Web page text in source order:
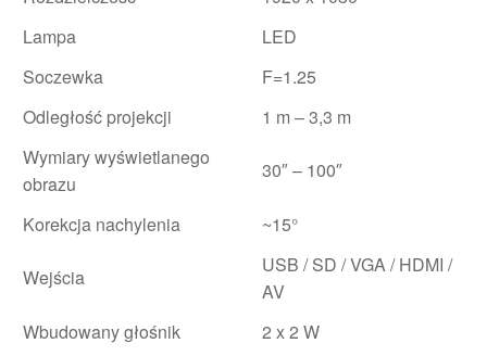
Lampa
LED
Soczewka
F=1.25
Odległość projekcji
1 m – 3,3 m
Wymiary wyświetlanego
obrazu
30″ – 100″
Korekcja nachylenia ~15°
Wejścia
USB / SD / VGA / HDMI /
AV
Wbudowany głośnik
2 x 2 W